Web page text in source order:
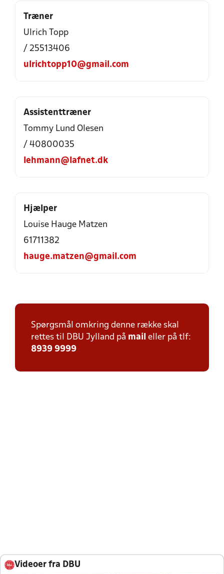
Træner
Ulrich Topp
/ 25513406
ulrichtopp10@gmail.com
Assistenttræner
Tommy Lund Olesen
/ 40800035
lehmann@lafnet.dk
Hjælper
Louise Hauge Matzen
61711382
hauge.matzen@gmail.com
Spørgsmål omkring denne række skal
rettes til DBU Jylland på mail eller på tlf:
8939 9999
Videoer fra DBU